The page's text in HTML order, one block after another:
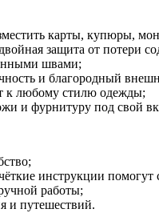
карты, купюры,
двойная защита от потери
швами;
и благородный
к любому стилю одежды;
и фурнитуру под свой
инструкции помогут
работы;
и путешествий.